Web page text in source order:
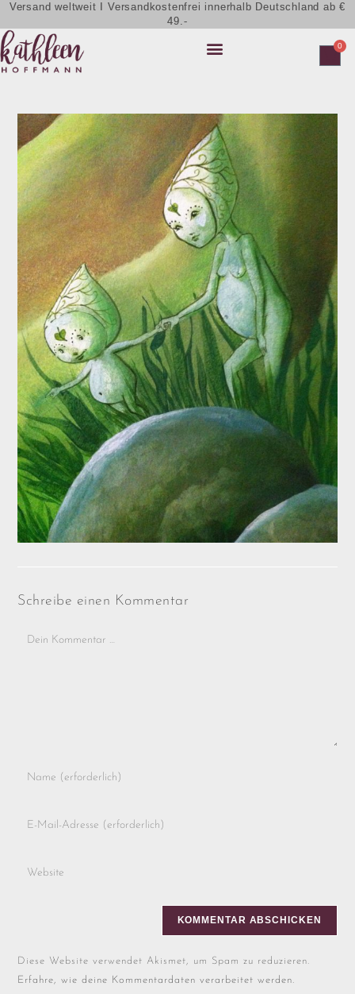
Versand weltweit I Versandkostenfrei innerhalb Deutschland ab €
49.-
0
Schreibe einen Kommentar
Diese Website verwendet Akismet, um Spam zu reduzieren.
Erfahre, wie deine Kommentardaten verarbeitet werden.